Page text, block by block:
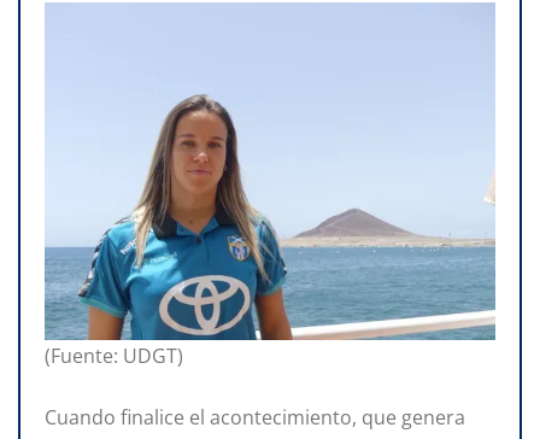
(Fuente: UDGT)
Cuando finalice el acontecimiento, que genera